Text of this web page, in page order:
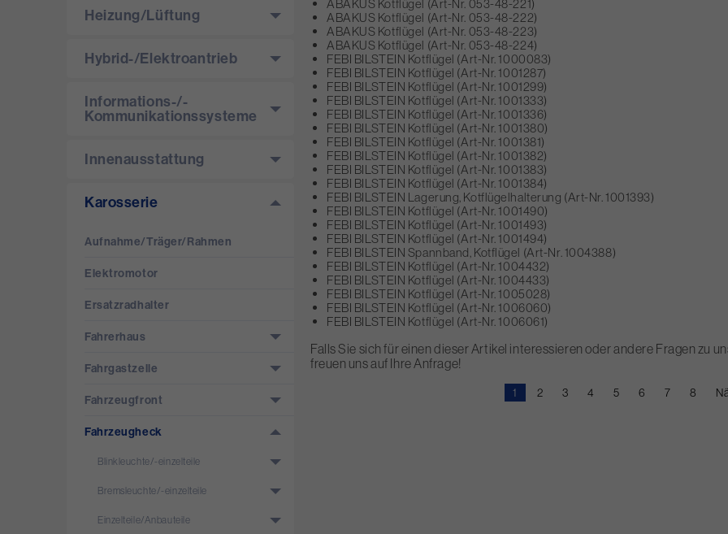
ABAKUS Kotflügel (Art-Nr. 053-48-221)
ABAKUS Kotflügel (Art-Nr. 053-48-222)
ABAKUS Kotflügel (Art-Nr. 053-48-223)
ABAKUS Kotflügel (Art-Nr. 053-48-224)
FEBI BILSTEIN Kotflügel (Art-Nr. 1000083)
FEBI BILSTEIN Kotflügel (Art-Nr. 1001287)
FEBI BILSTEIN Kotflügel (Art-Nr. 1001299)
FEBI BILSTEIN Kotflügel (Art-Nr. 1001333)
FEBI BILSTEIN Kotflügel (Art-Nr. 1001336)
FEBI BILSTEIN Kotflügel (Art-Nr. 1001380)
FEBI BILSTEIN Kotflügel (Art-Nr. 1001381)
FEBI BILSTEIN Kotflügel (Art-Nr. 1001382)
FEBI BILSTEIN Kotflügel (Art-Nr. 1001383)
FEBI BILSTEIN Kotflügel (Art-Nr. 1001384)
FEBI BILSTEIN Lagerung, Kotflügelhalterung (Art-Nr. 1001393)
FEBI BILSTEIN Kotflügel (Art-Nr. 1001490)
FEBI BILSTEIN Kotflügel (Art-Nr. 1001493)
FEBI BILSTEIN Kotflügel (Art-Nr. 1001494)
FEBI BILSTEIN Spannband, Kotflügel (Art-Nr. 1004388)
FEBI BILSTEIN Kotflügel (Art-Nr. 1004432)
FEBI BILSTEIN Kotflügel (Art-Nr. 1004433)
FEBI BILSTEIN Kotflügel (Art-Nr. 1005028)
FEBI BILSTEIN Kotflügel (Art-Nr. 1006060)
FEBI BILSTEIN Kotflügel (Art-Nr. 1006061)
Falls Sie sich für einen dieser Artikel interessieren oder andere Fragen zu
freuen uns auf Ihre Anfrage!
Aktuelle
Seite
1 Page
2 Page
3 Page
4 Page
5 Page
6 Page
7 Page
8
Heizung/­Lüftung
Hybrid-/­Elektroantrieb
Informations-/­
Kommunikationssysteme
Innenausstattung
Karosserie
Aufnahme/­Träger/­Rahmen
Elektromotor
Ersatzradhalter
Fahrerhaus
Fahrgastzelle
Fahrzeugfront
Fahrzeugheck
Blinkleuchte/­-einzelteile
Bremsleuchte/­-einzelteile
Einzelteile/­Anbauteile